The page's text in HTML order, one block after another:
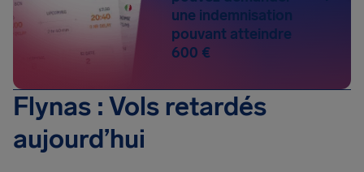
une indemnisation
pouvant atteindre
600 €
Flynas : Vols retardés
aujourd’hui